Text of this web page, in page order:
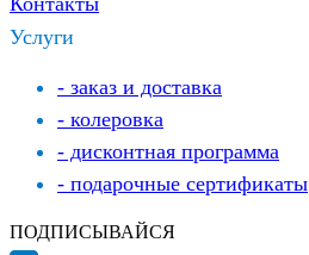
Услуги
- заказ и доставка
- колеровка
- дисконтная программа
- подарочные сертификаты
ПОДПИСЫВАЙСЯ